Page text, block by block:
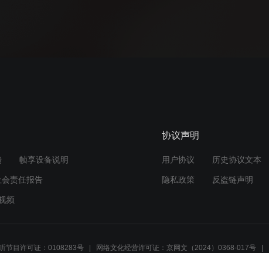
帧享设备说明
责任报告
频
协议声明
用户协议 历史协议文本
隐私政策 反盗链声明
节目许可证：0108283号 网络文化经营许可证：京网文（2024）0368-017号